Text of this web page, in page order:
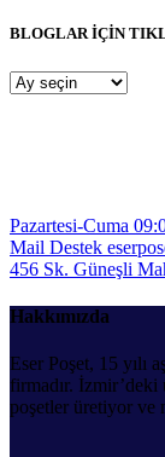
BLOGLAR İÇİN
BLOGLAR
Pazartesi-Cuma
Mail Destek
456 Sk. Güneşli
Hakkımızda
Eser Poşet, 15 yılı
firmadır. İzmir’deki
poşetler üretiyor ve